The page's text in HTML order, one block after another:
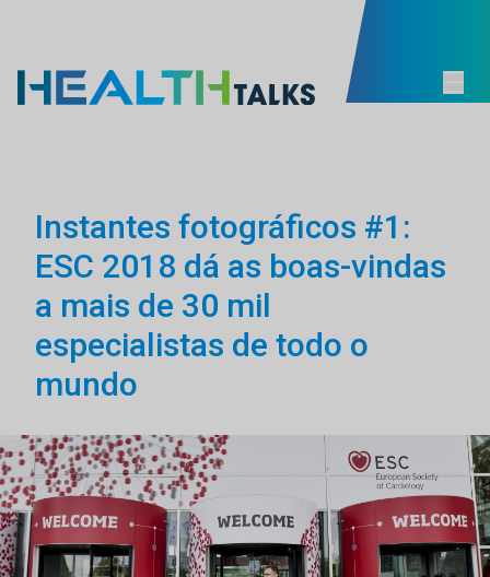
Instantes fotográficos #1:
ESC 2018 dá as boas-vindas
a mais de 30 mil
especialistas de todo o
mundo